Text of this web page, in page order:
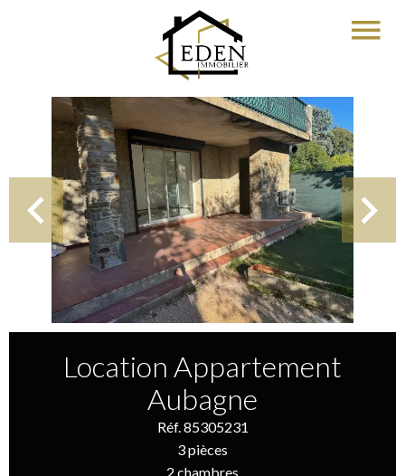
Location Appartement
Aubagne
Réf. 85305231
3 pièces
2 chambres